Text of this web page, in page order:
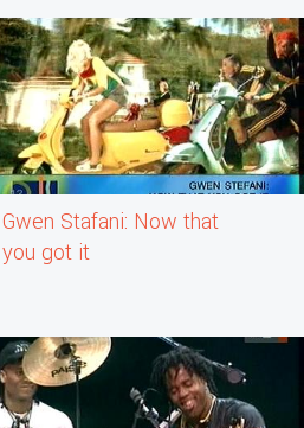
Gwen Stafani: Now that
you got it